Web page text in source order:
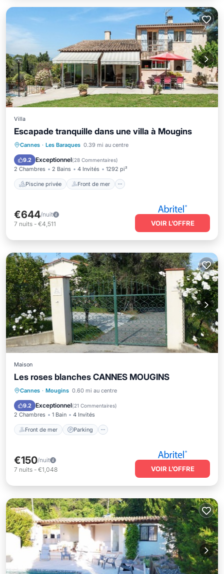
Villa
Escapade tranquille dans une villa à Mougins
Cannes · Les Baraques 0.39 mi au centre
9.2 Exceptionnel(28 Commentaires)
2 Chambres 2 Bains 4 Invités 1292 pi²
Piscine privée Front de mer
Piscine privée Front de mer
Vue sur l’océan
€644/nuit
7 nuits - €4,511 VOIR L’OFFRE
Maison
Les roses blanches CANNES MOUGINS
Cannes · Mougins 0.60 mi au centre
9.2 Exceptionnel(21 Commentaires)
2 Chambres 1 Bain 4 Invités
Front de mer Parking
Front de mer
Parking
Vue sur l’océan
Balcon/Terrasse
€150/nuit
7 nuits - €1,048 VOIR L’OFFRE